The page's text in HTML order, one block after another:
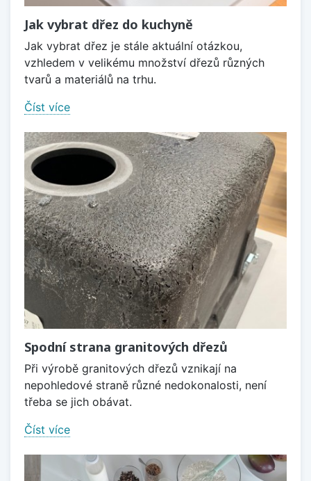
Jak vybrat dřez do kuchyně
Jak vybrat dřez je stále aktuální otázkou,
vzhledem v velikému množství dřezů různých
tvarů a materiálů na trhu.
Číst více
Spodní strana granitových dřezů
Při výrobě granitových dřezů vznikají na
nepohledové straně různé nedokonalosti, není
třeba se jich obávat.
Číst více